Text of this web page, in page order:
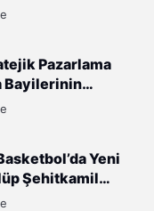
Okurlarıyla
Pazarlama
Bayilerinin
Yeni
Şehitkamil
Devredildi